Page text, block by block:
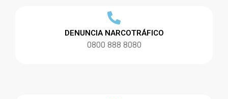
DENUNCIA NARCOTRÁFICO
0800 888 8080